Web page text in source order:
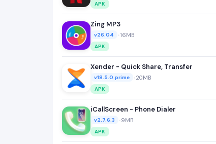
APK
Zing MP3
v26.04 16MB
APK
Xender - Quick Share, Transfer
v18.5.0.prime 20MB
APK
iCallScreen - Phone Dialer
v2.7.6.3 9MB
APK